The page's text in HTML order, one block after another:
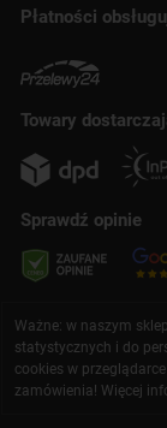
Płatności
Towary
Sprawdź opinie
Ważne: w naszym
statystycznych i do
cookies w
zamówienia! Więcej